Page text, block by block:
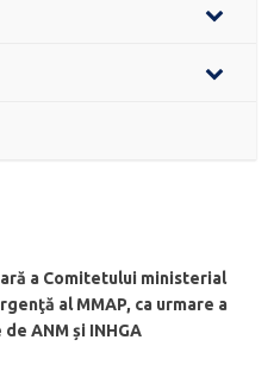
a Comitetului ministerial
al MMAP, ca urmare a
ANM și INHGA